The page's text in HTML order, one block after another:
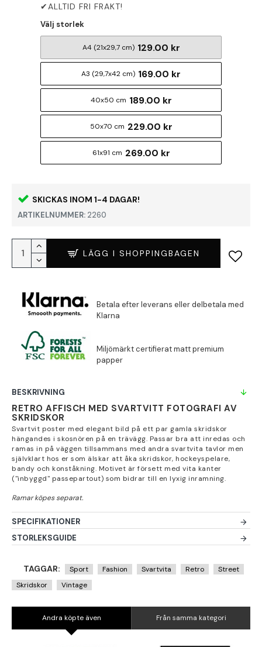
SKICKAS INOM 1-4 DAGAR!
ARTIKELNUMMER: 2260
Välj storlek
A4 (21x29,7 cm) 129.00 kr
A3 (29,7x42 cm) 169.00 kr
40x50 cm 189.00 kr
50x70 cm 229.00 kr
61x91 cm 269.00 kr
LÄGG I SHOPPINGBAGEN
BESKRIVNING
RETRO AFFISCH MED SVARTVITT FOTOGRAFI AV
SKRIDSKOR
Svartvit poster med elegant bild på ett par gamla skridskor
hängandes i skosnören på en trävägg. Passar bra att inredas och
ramas in på väggen tillsammans med andra svartvita tavlor men
självklart hos er som älskar att åka skridskor, hockeyspelare,
bandy och konståkning. Motivet är försett med vita kanter
("inbyggd" passepartout) som bidrar till en lyxig inramning.
SPECIFIKATIONER
STORLEKSGUIDE
TAGGAR: Sport Fashion Svartvita Retro
Street
Skridskor
Vintage
Andra köpte även Från samma kategori